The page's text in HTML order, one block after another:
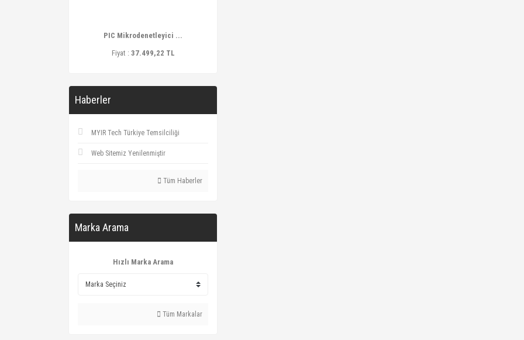
PIC Mikrodenetleyici ...
Fiyat : 37.499,22 TL
Haberler
MYIR Tech Türkiye Temsilciliği
Web Sitemiz Yenilenmiştir
Tüm Haberler
Marka Arama
Hızlı Marka Arama
Tüm Markalar